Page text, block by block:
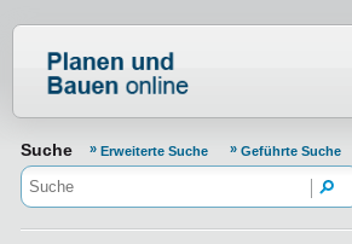
Suche Erweiterte Suche Geführte Suche